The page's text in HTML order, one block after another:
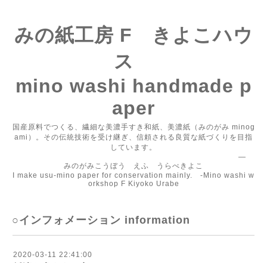
みの紙工房 F きよこハウ
ス
mino washi handmade p
aper
国産原料でつくる、繊細な美濃手すき和紙、美濃紙（みのがみ minog
ami）。その伝統技術を受け継ぎ、信頼される良質な紙づくりを目指
しています。
―
みのがみこうぼう えふ うらべきよこ
I make usu-mino paper for conservation mainly. -Mino washi w
orkshop F Kiyoko Urabe
○インフォメーション information
2020-03-11 22:41:00